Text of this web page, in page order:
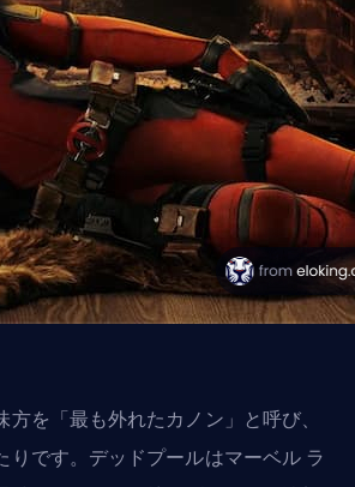
を「最も外れたカノン」と呼び、
です。デッドプールはマーベル ラ